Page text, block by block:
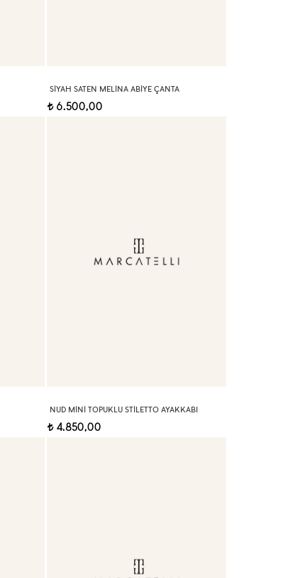
SIYAH SATEN MELINA ABIYE ÇANTA
t6.500,00
NUD MINI TOPUKLU STILETTO AYAKKABI
t4.850,00